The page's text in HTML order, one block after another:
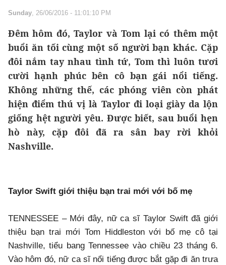
Sunday, 26/06/2016 - 11:01:10 PM
Đêm hôm đó, Taylor và Tom lại có thêm một
buổi ăn tối cùng một số người bạn khác. Cặp
đôi nắm tay nhau tình tứ, Tom thì luôn tươi
cười hạnh phúc bên cô bạn gái nổi tiếng.
Không những thế, các phóng viên còn phát
hiện điểm thú vị là Taylor đi loại giày da lộn
giống hệt người yêu. Được biết, sau buổi hẹn
hò này, cặp đôi đã ra sân bay rời khỏi
Nashville.
Taylor Swift giới thiệu bạn trai mới với bố mẹ
TENNESSEE – Mới đây, nữ ca sĩ Taylor Swift đã giới
thiệu bạn trai mới Tom Hiddleston với bố mẹ cô tại
Nashville, tiểu bang Tennessee vào chiều 23 tháng 6.
Vào hôm đó, nữ ca sĩ nổi tiếng được bắt gặp đi ăn trưa